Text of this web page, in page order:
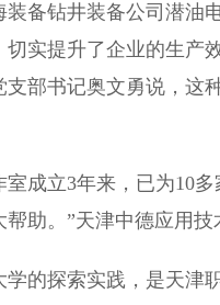
装备钻井装备公司潜油
实提升了企业的生产
部书记奥文勇说，这
立3年来，已为10多
助。”天津中德应用技
探索实践，是天津